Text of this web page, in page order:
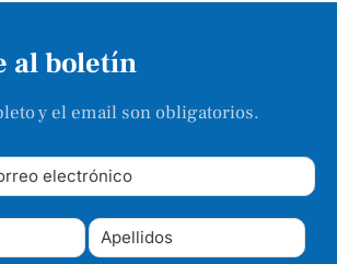
al boletín
y el email son obligatorios.